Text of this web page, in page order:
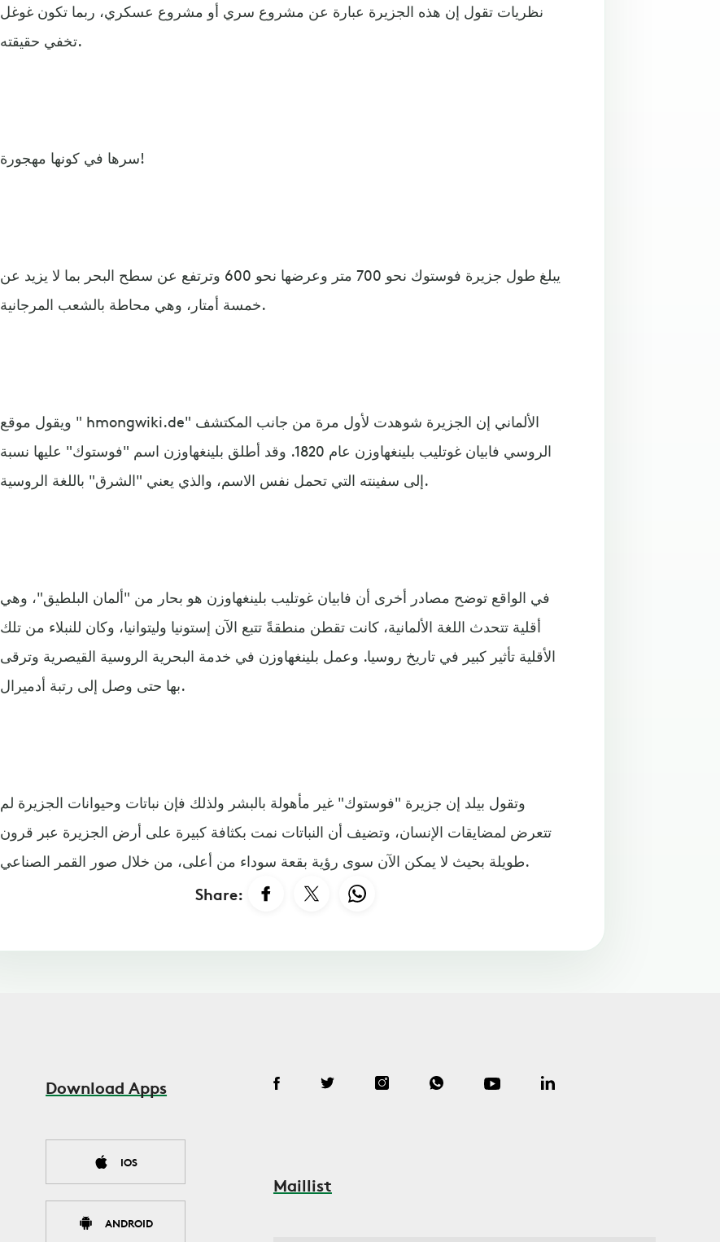
نظريات تقول إن هذه الجزيرة عبارة عن مشروع سري أو مشروع عسكري، ربما تكون غوغل
تخفي حقيقته.
سرها في كونها مهجورة!
يبلغ طول جزيرة فوستوك نحو 700 متر وعرضها نحو 600 وترتفع عن سطح البحر بما لا يزيد عن
خمسة أمتار، وهي محاطة بالشعب المرجانية.
ويقول موقع " hmongwiki.de" الألماني إن الجزيرة شوهدت لأول مرة من جانب المكتشف
الروسي فابيان غوتليب بلينغهاوزن عام 1820. وقد أطلق بلينغهاوزن اسم "فوستوك" عليها نسبة
إلى سفينته التي تحمل نفس الاسم، والذي يعني "الشرق" باللغة الروسية.
في الواقع توضح مصادر أخرى أن فابيان غوتليب بلينغهاوزن هو بحار من "ألمان البلطيق"، وهي
أقلية تتحدث اللغة الألمانية، كانت تقطن منطقةً تتبع الآن إستونيا وليتوانيا، وكان للنبلاء من تلك
الأقلية تأثير كبير في تاريخ روسيا. وعمل بلينغهاوزن في خدمة البحرية الروسية القيصرية وترقى
بها حتى وصل إلى رتبة أدميرال.
وتقول بيلد إن جزيرة "فوستوك" غير مأهولة بالبشر ولذلك فإن نباتات وحيوانات الجزيرة لم
تتعرض لمضايقات الإنسان، وتضيف أن النباتات نمت بكثافة كبيرة على أرض الجزيرة عبر قرون
طويلة بحيث لا يمكن الآن سوى رؤية بقعة سوداء من أعلى، من خلال صور القمر الصناعي.
Share:
Download Apps
IOS
ANDROID
Maillist